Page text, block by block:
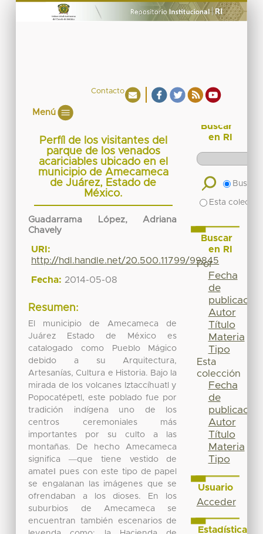
Contacto
Menú
Perfíl de los visitantes del
parque de los venados
acariciables ubicado en el
municipio de Amecameca
de Juárez, Estado de
México.
Guadarrama López, Adriana
Chavely
URI:
http://hdl.handle.net/20.500.11799/99845
Fecha: 2014-05-08
Resumen:
El municipio de Amecameca de
Juárez Estado de México es
catalogado como Pueblo Mágico
debido a su Arquitectura,
Artesanías, Cultura e Historia. Bajo la
mirada de los volcanes Iztaccíhuatl y
Popocatépetl, este poblado fue por
tradición indígena uno de los
centros ceremoniales más
importantes por su culto a las
montañas. De hecho Amecameca
significa ―que tiene vestido de
amate‖ pues con este tipo de papel
se engalanan las imágenes que se
ofrendaban a los dioses. En los
suburbios de Amecameca se
encuentran también escenarios de
Buscar
en RI
Buscar
Esta
Buscar
en RI
Por
Fecha
de
publicación
Autor
Título
Materia
Tipo
Esta
colección
Fecha
de
publicación
Autor
Título
Materia
Tipo
Usuario
Acceder
Estadísticas